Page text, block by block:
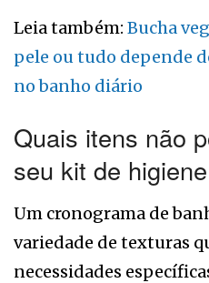
Leia também: Bucha
pele ou tudo depende
no banho diário
Quais itens não
seu kit de
Um cronograma de
variedade de texturas
necessidades